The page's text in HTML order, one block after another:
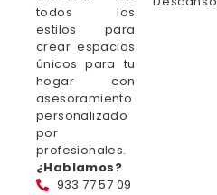
todos los
estilos para
crear espacios
únicos para tu
hogar con
asesoramiento
personalizado
por
profesionales.
¿Hablamos?
933 77 57 09